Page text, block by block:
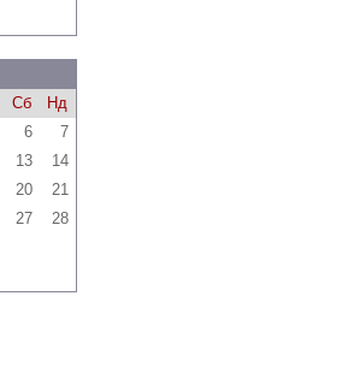
Сб
Нд
6
7
13
14
20
21
27
28